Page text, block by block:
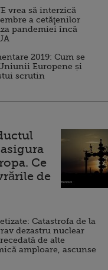
vrea să interzică
a cetăţenilor
pandemiei încă
2019: Cum se
Europene și
scrutin
Ce
de
Catastrofa de la
dezastru nuclear
de alte
amploare, ascunse